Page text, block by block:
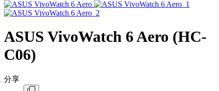
ASUS VivoWatch 6 Aero (HC-
C06)
分享